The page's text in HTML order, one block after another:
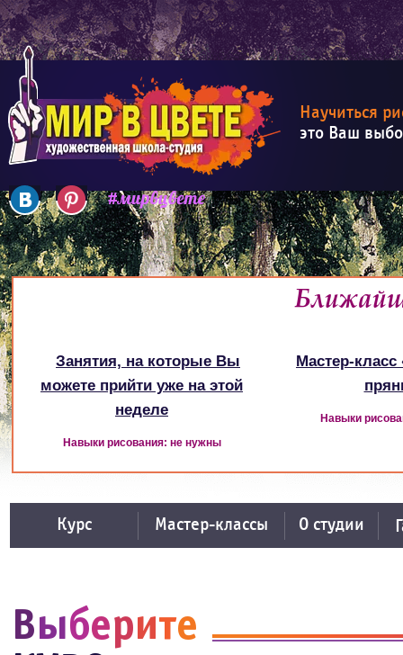
Научиться
это Ваш
Занятия, на которые Вы
можете прийти уже на этой
неделе
Навыки рисования: не нужны
Мастер-класс
Навыки
Курс Мастер-классы О студии
Выберите